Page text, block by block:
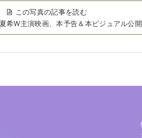
この写真の記事を読む
希W主演映画、本予告＆本ビジュアル公開